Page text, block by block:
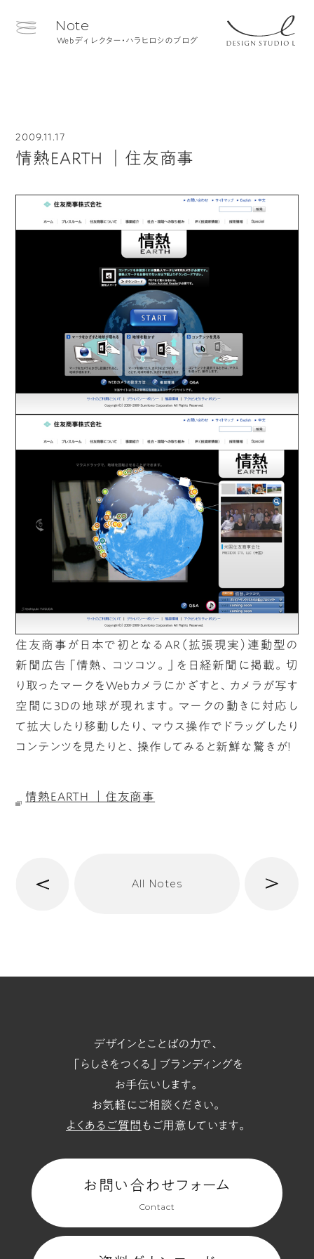
Note
Webディレクター・ハラヒロシのブログ
2009.11.17
情熱EARTH ｜住友商事
住友商事が日本で初となるAR（拡張現実）連動型の
新聞広告「情熱、コツコツ。」を日経新聞に掲載。切
り取ったマークをWebカメラにかざすと、カメラが写す
空間に3Dの地球が現れます。マークの動きに対応し
て拡大したり移動したり、マウス操作でドラッグしたり
コンテンツを見たりと、操作してみると新鮮な驚きが！
情熱EARTH ｜住友商事
前 All Notes 次
デザインとことばの力で、
「らしさをつくる」ブランディングを
お手伝いします。
お気軽にご相談ください。
よくあるご質問 もご用意しています。
お問い合わせフォーム
Contact